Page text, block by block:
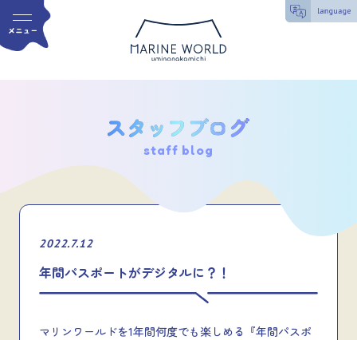
staff blog
2022.7.12
年間パスポートがデジタルに？！
マリンワールドを1年間何度でも楽しめる『年間パスポ